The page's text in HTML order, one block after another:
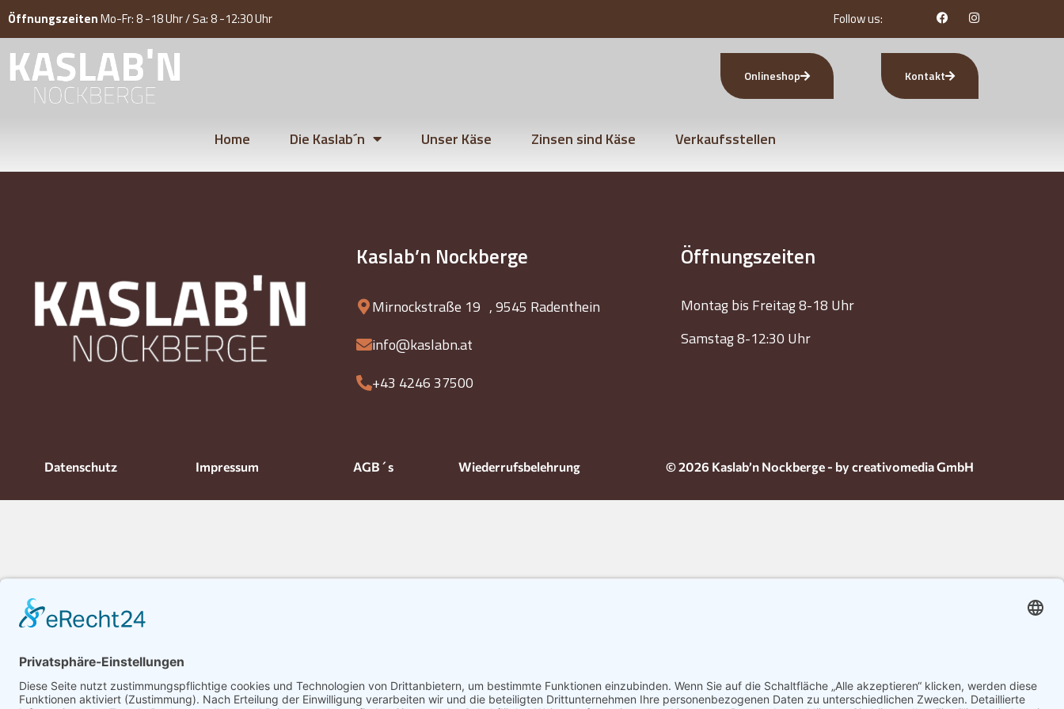
ÖffnungszeitenMo-Fr: 8 -18 Uhr / Sa: 8 -12:30 Uhr Follow us:
Onlineshop Kontakt
Home Die Kaslab´n Unser Käse Zinsen sind Käse Verkaufsstellen
Kaslab’n Nockberge
Mirnockstraße 19 , 9545 Radenthein
info@kaslabn.at
+43 4246 37500
Öffnungszeiten
Montag bis Freitag 8-18 Uhr
Samstag 8-12:30 Uhr
Datenschutz Impressum AGB´s Wiederrufsbelehrung © 2026 Kaslab’n Nockberge - by creativomedia GmbH